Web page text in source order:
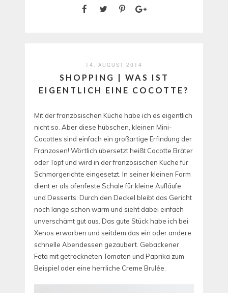
14. AUGUST 2014
SHOPPING | WAS IST
EIGENTLICH EINE COCOTTE?
Mit der französischen Küche habe ich es eigentlich
nicht so. Aber diese hübschen, kleinen Mini-
Cocottes sind einfach ein großartige Erfindung der
Franzosen! Wörtlich übersetzt heißt Cocotte Bräter
oder Topf und wird in der französischen Küche für
Schmorgerichte eingesetzt. In seiner kleinen Form
dient er als ofenfeste Schale für kleine Aufläufe
und Desserts. Durch den Deckel bleibt das Gericht
noch lange schön warm und sieht dabei einfach
unverschämt gut aus. Das gute Stück habe ich bei
Xenos erworben und seitdem das ein oder andere
schnelle Abendessen gezaubert. Gebackener
Feta mit getrockneten Tomaten und Paprika zum
Beispiel oder eine herrliche Creme Brulée.